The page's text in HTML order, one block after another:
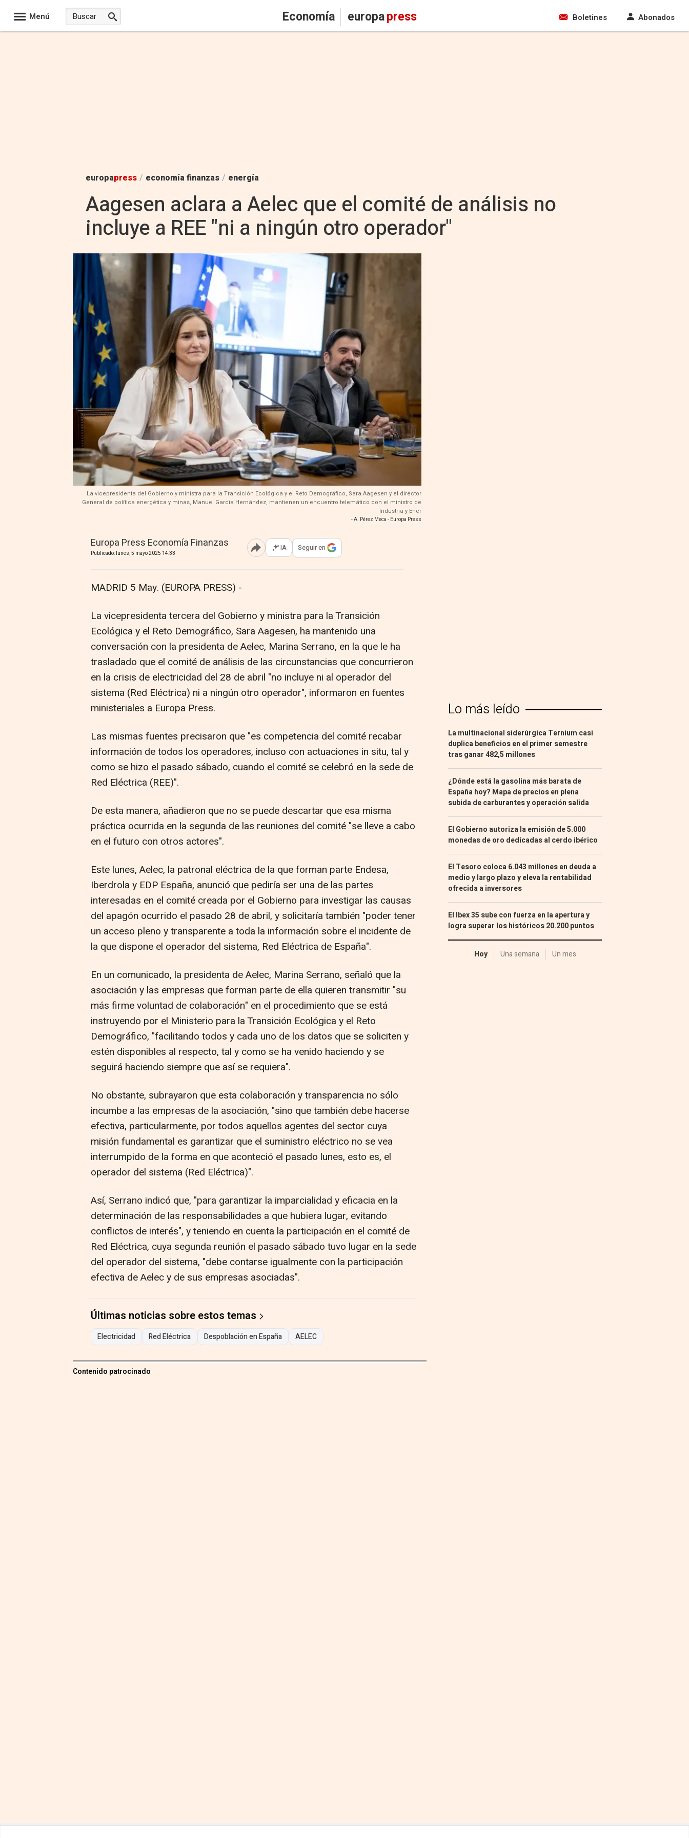
Menú Economía europapress Boletines Abonados
europapress / economía finanzas / energía
Aagesen aclara a Aelec que el comité de análisis no
incluye a REE "ni a ningún otro operador"
La vicepresidenta del Gobierno y ministra para la Transición Ecológica y el Reto Demográfico, Sara Aagesen y el director
General de política energética y minas, Manuel García Hernández, mantienen un encuentro telemático con el ministro de
Industria y Ener
- A. Pérez Meca - Europa Press
Europa Press Economía Finanzas
Publicado: lunes, 5 mayo 2025 14:33 Abrir opciones para compartir
IA Seguir en
MADRID 5 May. (EUROPA PRESS) -
La vicepresidenta tercera del Gobierno y ministra para la Transición
Ecológica y el Reto Demográfico, Sara Aagesen, ha mantenido una
conversación con la presidenta de Aelec, Marina Serrano, en la que le ha
trasladado que el comité de análisis de las circunstancias que concurrieron
en la crisis de electricidad del 28 de abril "no incluye ni al operador del
sistema (Red Eléctrica) ni a ningún otro operador", informaron en fuentes
ministeriales a Europa Press.
Las mismas fuentes precisaron que "es competencia del comité recabar
información de todos los operadores, incluso con actuaciones in situ, tal y
como se hizo el pasado sábado, cuando el comité se celebró en la sede de
Red Eléctrica (REE)".
De esta manera, añadieron que no se puede descartar que esa misma
práctica ocurrida en la segunda de las reuniones del comité "se lleve a cabo
en el futuro con otros actores".
Este lunes, Aelec, la patronal eléctrica de la que forman parte Endesa,
Iberdrola y EDP España, anunció que pediría ser una de las partes
interesadas en el comité creada por el Gobierno para investigar las causas
del apagón ocurrido el pasado 28 de abril, y solicitaría también "poder tener
un acceso pleno y transparente a toda la información sobre el incidente de
la que dispone el operador del sistema, Red Eléctrica de España".
En un comunicado, la presidenta de Aelec, Marina Serrano, señaló que la
asociación y las empresas que forman parte de ella quieren transmitir "su
más firme voluntad de colaboración" en el procedimiento que se está
instruyendo por el Ministerio para la Transición Ecológica y el Reto
Demográfico, "facilitando todos y cada uno de los datos que se soliciten y
estén disponibles al respecto, tal y como se ha venido haciendo y se
seguirá haciendo siempre que así se requiera".
No obstante, subrayaron que esta colaboración y transparencia no sólo
incumbe a las empresas de la asociación, "sino que también debe hacerse
efectiva, particularmente, por todos aquellos agentes del sector cuya
misión fundamental es garantizar que el suministro eléctrico no se vea
interrumpido de la forma en que aconteció el pasado lunes, esto es, el
operador del sistema (Red Eléctrica)".
Así, Serrano indicó que, "para garantizar la imparcialidad y eficacia en la
determinación de las responsabilidades a que hubiera lugar, evitando
conflictos de interés", y teniendo en cuenta la participación en el comité de
Red Eléctrica, cuya segunda reunión el pasado sábado tuvo lugar en la sede
del operador del sistema, "debe contarse igualmente con la participación
efectiva de Aelec y de sus empresas asociadas".
Últimas noticias sobre estos temas
Electricidad Red Eléctrica Despoblación en España AELEC
Contenido patrocinado
Lo más leído
La multinacional siderúrgica Ternium casi
duplica beneficios en el primer semestre
tras ganar 482,5 millones
¿Dónde está la gasolina más barata de
España hoy? Mapa de precios en plena
subida de carburantes y operación salida
El Gobierno autoriza la emisión de 5.000
monedas de oro dedicadas al cerdo ibérico
El Tesoro coloca 6.043 millones en deuda a
medio y largo plazo y eleva la rentabilidad
ofrecida a inversores
El Ibex 35 sube con fuerza en la apertura y
logra superar los históricos 20.200 puntos
Hoy Una semana Un mes